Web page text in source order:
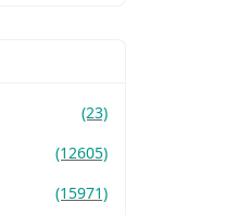
(23)
(12605)
(15971)